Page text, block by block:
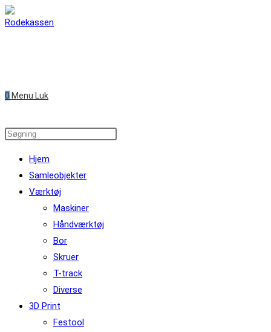
Skip
to
0 Menu Luk
Search
website
Hjem
Samleobjekter
Værktøj
Maskiner
Håndværktøj
Bor
Skruer
T-track
Diverse
3D Print
Festool